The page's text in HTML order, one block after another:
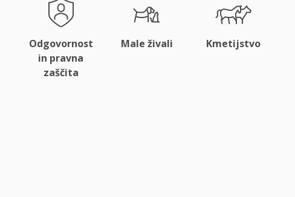
Odgovornost
in pravna
zaščita
Male živali Kmetijstvo